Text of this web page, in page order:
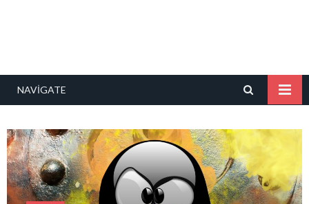
NAVIGATE